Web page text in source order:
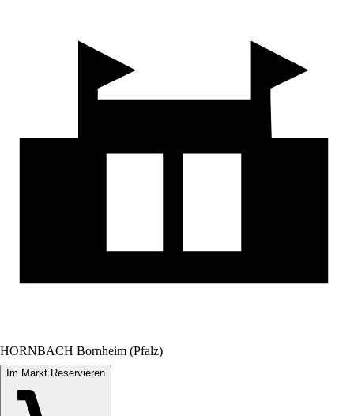
HORNBACH Bornheim (Pfalz)
Im Markt Reservieren